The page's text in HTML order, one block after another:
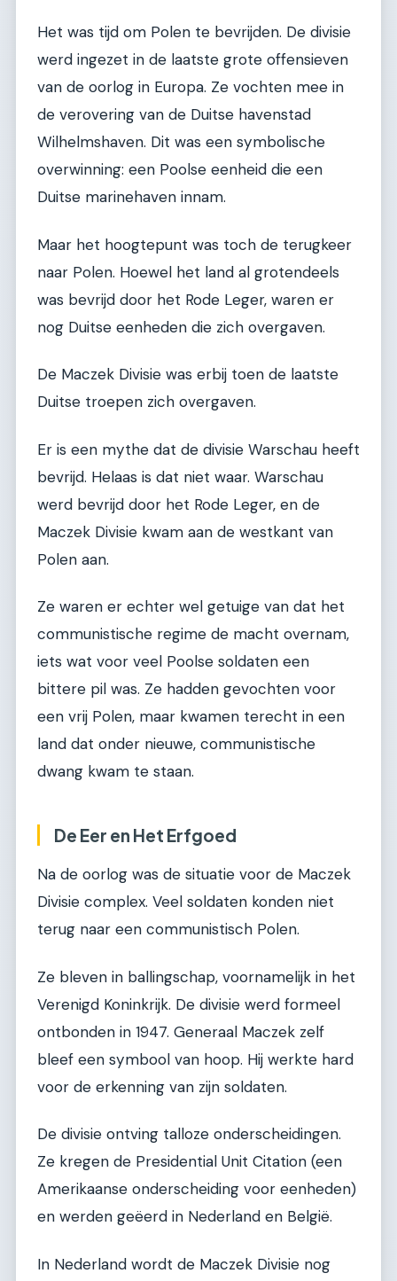
Het was tijd om Polen te bevrijden. De divisie
werd ingezet in de laatste grote offensieven
van de oorlog in Europa. Ze vochten mee in
de verovering van de Duitse havenstad
Wilhelmshaven. Dit was een symbolische
overwinning: een Poolse eenheid die een
Duitse marinehaven innam.
Maar het hoogtepunt was toch de terugkeer
naar Polen. Hoewel het land al grotendeels
was bevrijd door het Rode Leger, waren er
nog Duitse eenheden die zich overgaven.
De Maczek Divisie was erbij toen de laatste
Duitse troepen zich overgaven.
Er is een mythe dat de divisie Warschau heeft
bevrijd. Helaas is dat niet waar. Warschau
werd bevrijd door het Rode Leger, en de
Maczek Divisie kwam aan de westkant van
Polen aan.
Ze waren er echter wel getuige van dat het
communistische regime de macht overnam,
iets wat voor veel Poolse soldaten een
bittere pil was. Ze hadden gevochten voor
een vrij Polen, maar kwamen terecht in een
land dat onder nieuwe, communistische
dwang kwam te staan.
De Eer en Het Erfgoed
Na de oorlog was de situatie voor de Maczek
Divisie complex. Veel soldaten konden niet
terug naar een communistisch Polen.
Ze bleven in ballingschap, voornamelijk in het
Verenigd Koninkrijk. De divisie werd formeel
ontbonden in 1947. Generaal Maczek zelf
bleef een symbool van hoop. Hij werkte hard
voor de erkenning van zijn soldaten.
De divisie ontving talloze onderscheidingen.
Ze kregen de Presidential Unit Citation (een
Amerikaanse onderscheiding voor eenheden)
en werden geëerd in Nederland en België.
In Nederland wordt de Maczek Divisie nog